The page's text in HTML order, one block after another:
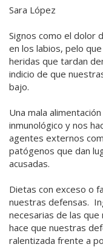
Sara López
Signos como el dolor
en los labios, pelo
heridas que tardan
indicio de que
bajo.
Una mala
inmunológico y nos
agentes externos
patógenos que dan
acusadas.
Dietas con exceso o
nuestras defensas.
necesarias de las
hace que nuestras
ralentizada frente a